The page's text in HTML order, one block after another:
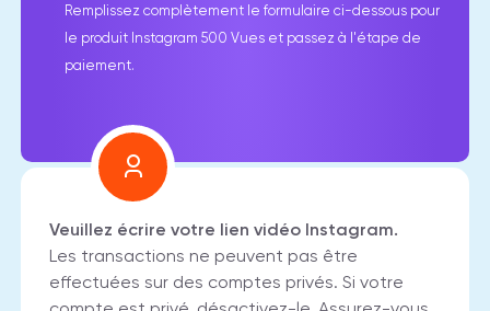
Remplissez complètement le formulaire ci-dessous pour
le produit Instagram 500 Vues et passez à l'étape de
paiement.
Veuillez écrire votre lien vidéo Instagram.
Les transactions ne peuvent pas être
effectuées sur des comptes privés. Si votre